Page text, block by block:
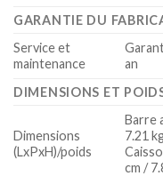
GARANTIE DU
Service et
maintenance
an
DIMENSIONS ET
Dimensions
(LxPxH)/poids
Barre
7.21
cm /